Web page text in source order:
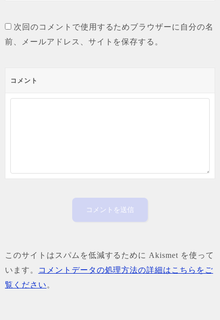
次回のコメントで使用するためブラウザーに自分の名
前、メールアドレス、サイトを保存する。
コメント
このサイトはスパムを低減するために Akismet を使って
います。
コメントデータの処理方法の詳細はこちらをご
覧ください 。